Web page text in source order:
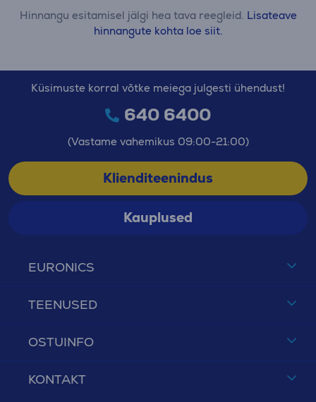
Hinnangu esitamisel jälgi hea tava reegleid. Lisateave
hinnangute kohta loe siit.
EURONICS
TEENUSED
OSTUINFO
KONTAKT
Küsimuste korral võtke meiega julgesti ühendust!
640 6400
(Vastame vahemikus 09:00-21:00)
Klienditeenindus
Kauplused